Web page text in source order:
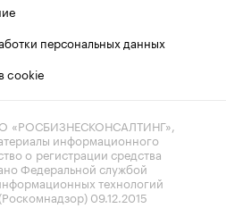
персональных данных
cookie
«РОСБИЗНЕСКОНСАЛТИНГ»,
информационного
о регистрации средства
Федеральной службой
технологий
09.12.2015